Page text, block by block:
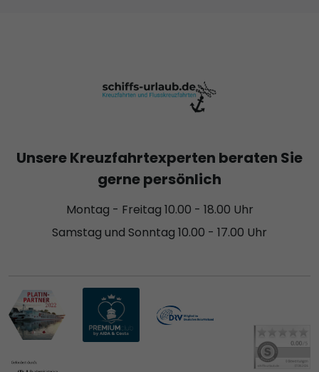
Unsere Kreuzfahrtexperten beraten Sie
gerne persönlich
Montag - Freitag 10.00 - 18.00 Uhr
Samstag und Sonntag 10.00 - 17.00 Uhr